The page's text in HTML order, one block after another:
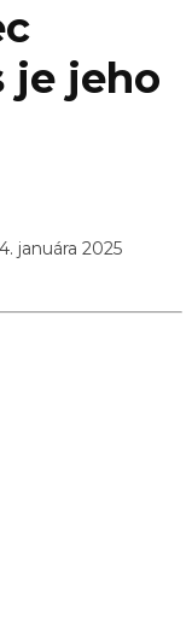
je jeho
januára 2025